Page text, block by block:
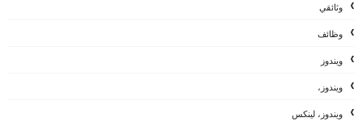
وثائقي
وظائف
ويندوز
ويندوز،
ويندوز، لينكس